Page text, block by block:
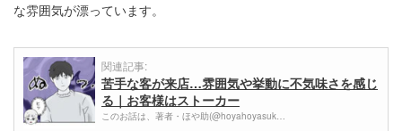
な雰囲気が漂っています。
関連記事:
苦手な客が来店…雰囲気や挙動に不気味さを感じ
る｜お客様はストーカー
このお話は、著者・ほや助(@hoyahoyasuk…